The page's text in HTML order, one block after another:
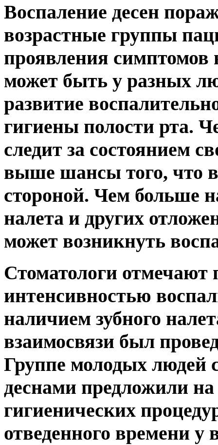
Воспаление десен
возрастные группы
проявления симптомов
может быть у разных
развитие
гигиены полости рта.
следит за состоянием
выше шансы того, что
стороной. Чем больше
налета и других
может возникнуть
Стоматологи
интенсивностью
наличием зубного
взаимосвязи был
Группе молодых людей
деснами предложили на
гигиенических
отведенного времени у